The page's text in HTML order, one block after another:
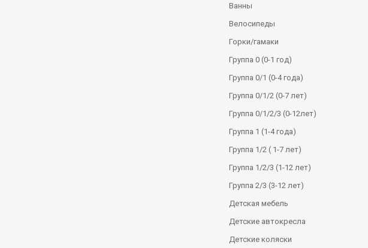
Ванны
Велосипеды
Горки/гамаки
Группа 0 (0-1 год)
Группа 0/1 (0-4 года)
Группа 0/1/2 (0-7 лет)
Группа 0/1/2/3 (0-12лет)
Группа 1 (1-4 года)
Группа 1/2 ( 1-7 лет)
Группа 1/2/3 (1-12 лет)
Группа 2/3 (3-12 лет)
Детская мебель
Детские автокресла
Детские коляски